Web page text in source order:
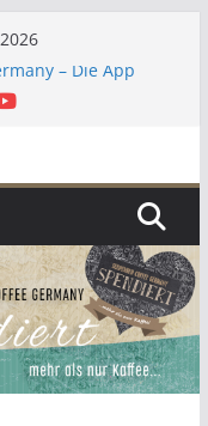
– Die App